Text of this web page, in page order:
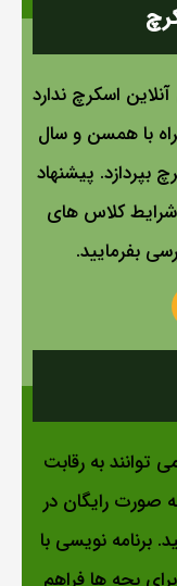
اسکرچ ندارد
با همسن و سال
پیشنهاد
شرایط کلاس های
بفرمایید.
توانند به رقابت
صورت رایگان در
1403 شرکت کنید. برنامه نویسی با
بچه ها فراهم